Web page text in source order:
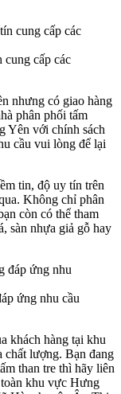
cấp các
nhưng có giao hàng
phân phối tấm
Yên với chính sách
cầu vui lòng để lại
tin, độ uy tín trên
Không chỉ phân
còn có thể tham
sàn nhựa giả gỗ hay
ứng nhu cầu
khách hàng tại khu
chất lượng. Bạn đang
than tre thì hãy liên
khu vực Hưng